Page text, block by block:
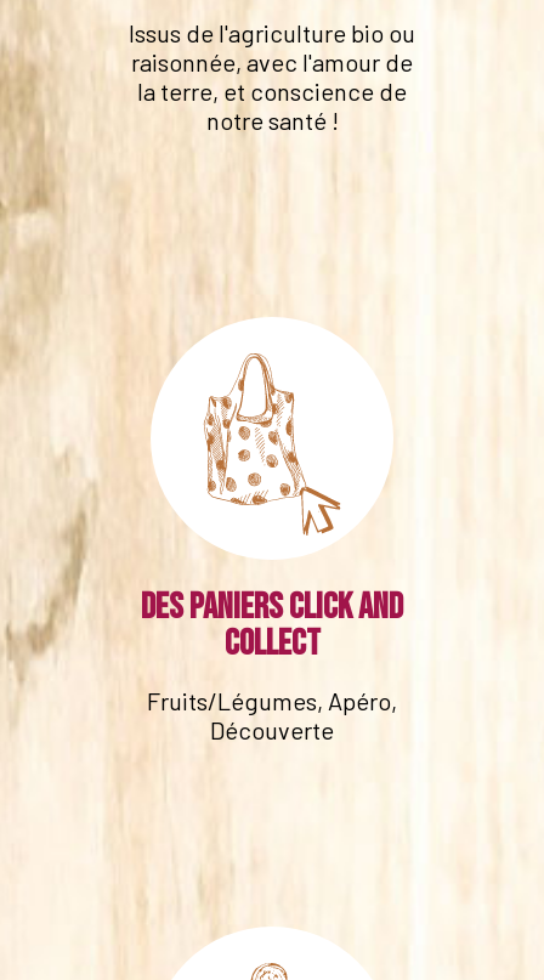
Issus de l'agriculture bio ou
raisonnée, avec l'amour de
la terre, et conscience de
notre santé !
Des paniers click and
collect
Fruits/Légumes, Apéro,
Découverte